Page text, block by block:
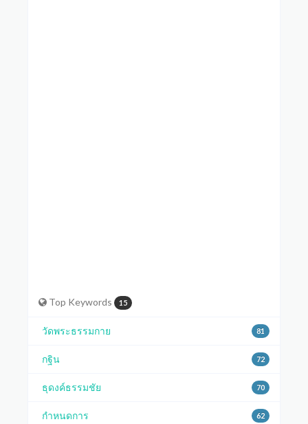
Top Keywords 15
วัดพระธรรมกาย 81
กฐิน 72
ธุดงค์ธรรมชัย 70
กำหนดการ 62